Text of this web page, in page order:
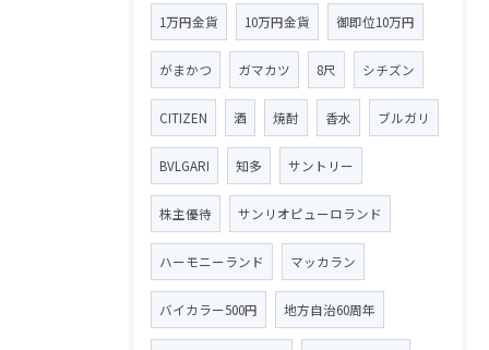
1万円金貨 10万円金貨 御即位10万円
がまかつ ガマカツ 8尺 シチズン
CITIZEN 酒 焼酎 香水 ブルガリ
BVLGARI 知多 サントリー
株主優待 サンリオピューロランド
ハーモニーランド マッカラン
バイカラー500円 地方自治60周年